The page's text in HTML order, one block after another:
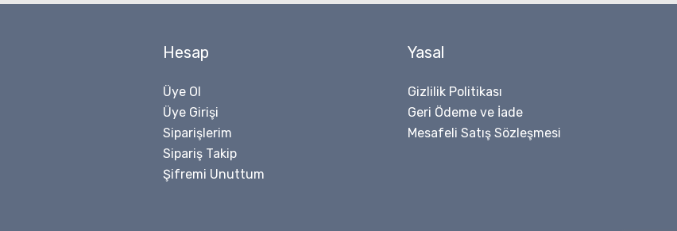
Hesap
Üye Ol
Üye Girişi
Siparişlerim
Sipariş Takip
Şifremi Unuttum
Yasal
Gizlilik Politikası
Geri Ödeme ve İade
Mesafeli Satış Sözleşmesi